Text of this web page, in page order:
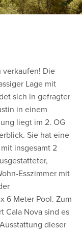
verkaufen! Die
Lage mit
sich in gefragter
in einem
liegt im 2. OG
Sie hat eine
insgesamt 2
Esszimmer mit
6 Meter Pool. Zum
Cala Nova sind es
dieser